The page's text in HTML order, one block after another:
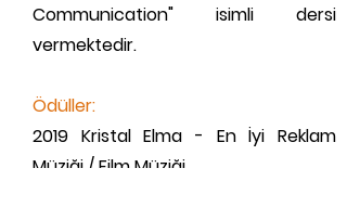
Communication" isimli dersi
vermektedir.
Ödüller:
2019 Kristal Elma - En İyi Reklam
Müziği / Film Müziği